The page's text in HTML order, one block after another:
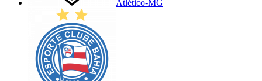
Atlético-MG